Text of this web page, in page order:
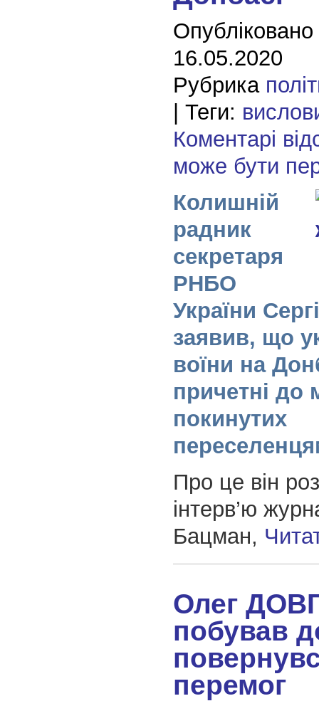
16.05.2020
Рубрика
| Теги:
Коментарі
може бути
Колишній
радник
секретаря
РНБО
України
заявив, що
воїни на
причетні до
покинутих
Про це він
інтерв’ю
Бацман,
Олег
побував
перемог